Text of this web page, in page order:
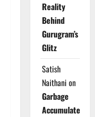
Reality
Behind
Gurugram’s
Glitz
Satish
Naithani on
Garbage
Accumulates,